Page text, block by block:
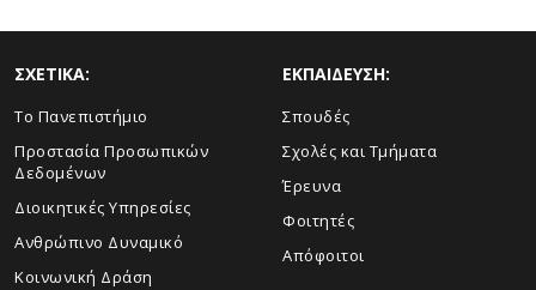
ΣΧΕΤΙΚΑ:
Το Πανεπιστήμιο
Προστασία Προσωπικών
Δεδομένων
Διοικητικές Υπηρεσίες
Ανθρώπινο Δυναμικό
Κοινωνική Δράση
ΕΚΠΑΙΔΕΥΣΗ:
Σπουδές
Σχολές και Τμήματα
Έρευνα
Φοιτητές
Απόφοιτοι